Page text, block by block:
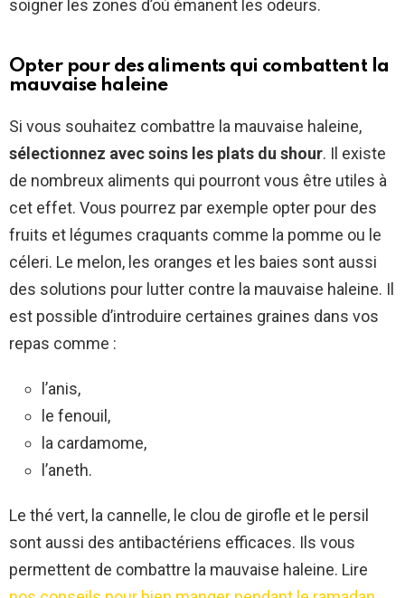
soigner les zones d’où émanent les odeurs.
Opter pour des aliments qui combattent la
mauvaise haleine
Si vous souhaitez combattre la mauvaise haleine,
sélectionnez avec soins les plats du shour. Il existe
de nombreux aliments qui pourront vous être utiles à
cet effet. Vous pourrez par exemple opter pour des
fruits et légumes craquants comme la pomme ou le
céleri. Le melon, les oranges et les baies sont aussi
des solutions pour lutter contre la mauvaise haleine. Il
est possible d’introduire certaines graines dans vos
repas comme :
l’anis,
le fenouil,
la cardamome,
l’aneth.
Le thé vert, la cannelle, le clou de girofle et le persil
sont aussi des antibactériens efficaces. Ils vous
permettent de combattre la mauvaise haleine. Lire